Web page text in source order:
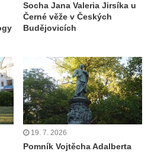
na
Náměstí v
obcí Kamenný
na Náměstí v
Socha Jana Valeria Jirsíka u
Černé věže v Českých
Budějovicích
19. 7. 2026
Pomník Vojtěcha Adalberta